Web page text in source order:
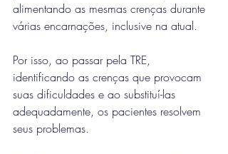
alimentando as mesmas crenças durante
várias encarnações, inclusive na atual.
Por isso, ao passar pela TRE,
identificando as crenças que provocam
suas dificuldades e ao substituí-las
adequadamente, os pacientes resolvem
seus problemas.